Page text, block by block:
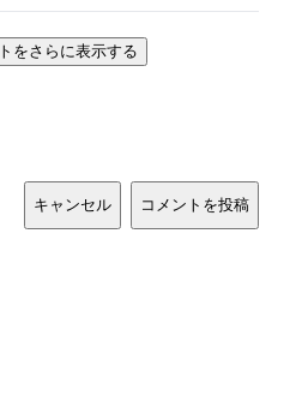
をさらに表示する
キャンセル コメントを投稿